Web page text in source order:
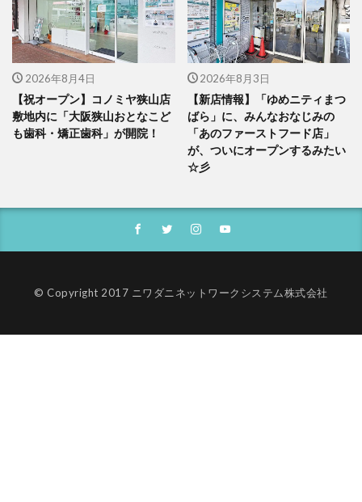
2026年8月4日
【祝オープン】コノミヤ狭山店
敷地内に「大阪狭山おとなこど
も歯科・矯正歯科」が開院！
2026年8月3日
【新店情報】「ゆめニティまつ
ばら」に、みんなおなじみの
「あのファーストフード店」
が、ついにオープンするみたい
☆彡
© Copyright 2017 ニワダニネットワークシステム株式会社